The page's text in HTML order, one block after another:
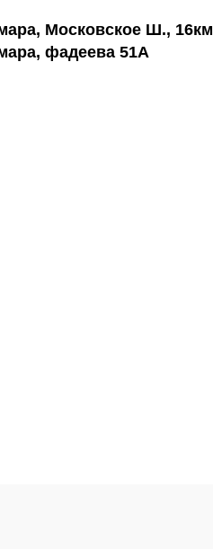
Московское Ш., 16км
фадеева 51А